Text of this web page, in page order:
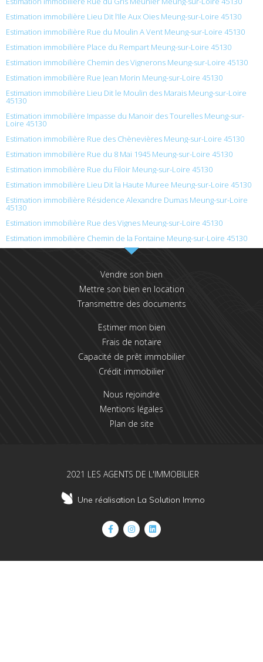
Estimation immobilière Lieu Dit l’Ile Aux Oies Meung-sur-Loire 45130
Estimation immobilière Rue du Moulin A Vent Meung-sur-Loire 45130
Estimation immobilière Place du Rempart Meung-sur-Loire 45130
Estimation immobilière Chemin des Vignerons Meung-sur-Loire 45130
Estimation immobilière Rue Jean Morin Meung-sur-Loire 45130
Estimation immobilière Lieu Dit le Moulin des Marais Meung-sur-Loire
45130
Estimation immobilière Impasse du Manoir des Tourelles Meung-sur-
Loire 45130
Estimation immobilière Rue des Chènevières Meung-sur-Loire 45130
Estimation immobilière Rue du 8 Mai 1945 Meung-sur-Loire 45130
Estimation immobilière Rue du Filoir Meung-sur-Loire 45130
Estimation immobilière Lieu Dit la Haute Muree Meung-sur-Loire 45130
Estimation immobilière Résidence Alexandre Dumas Meung-sur-Loire
45130
Estimation immobilière Rue des Vignes Meung-sur-Loire 45130
Estimation immobilière Chemin de la Fontaine Meung-sur-Loire 45130
Vendre son bien
Mettre son bien en location
Transmettre des documents
Estimer mon bien
Frais de notaire
Capacité de prêt immobilier
Crédit immobilier
Nous rejoindre
Mentions légales
Plan de site
2021 LES AGENTS DE L'IMMOBILIER
Une réalisation La Solution Immo